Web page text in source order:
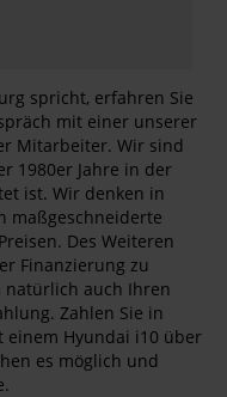
spricht, erfahren Sie
mit einer unserer
Mitarbeiter. Wir sind
1980er Jahre in der
ist. Wir denken in
maßgeschneiderte
Des Weiteren
Finanzierung zu
auch Ihren
Zahlen Sie in
einem Hyundai i10 über
es möglich und